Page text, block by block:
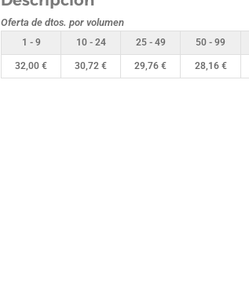
Oferta de dtos. por volumen
1 - 9 10 - 24 25 - 49 50 - 99
32,00 € 30,72 € 29,76 € 28,16 €